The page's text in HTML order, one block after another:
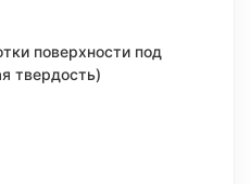
поверхности под
твердость)